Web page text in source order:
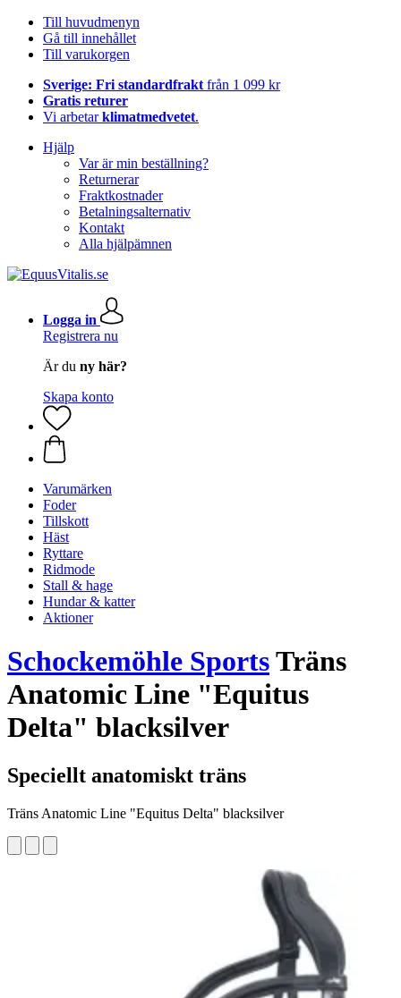
Till huvudmenyn
Gå till innehållet
Till varukorgen
Sverige: Fri standardfrakt från 1 099 kr
Gratis returer
Vi arbetarklimatmedvetet.
Hjälp
Var är min beställning?
Returnerar
Fraktkostnader
Betalningsalternativ
Kontakt
Alla hjälpämnen
Logga in
Registrera nu
Är du ny här?
Skapa konto
Varumärken
Foder
Tillskott
Häst
Ryttare
Ridmode
Stall & hage
Hundar & katter
Aktioner
Schockemöhle SportsTräns
Anatomic Line "Equitus
Delta" blacksilver
Speciellt anatomiskt träns
Träns Anatomic Line "Equitus Delta" blacksilver